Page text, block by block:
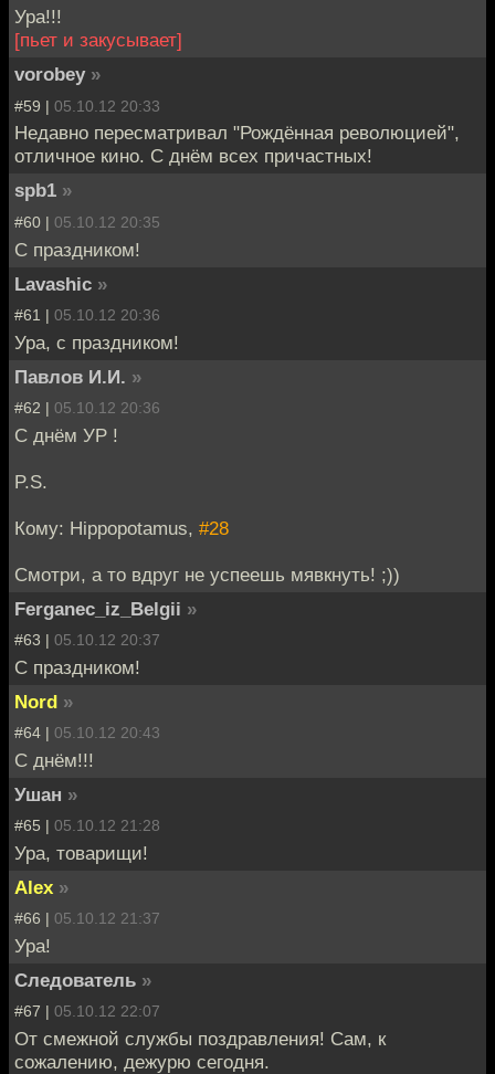
Ура!!!
[пьет и закусывает]
vorobey »
#59 | 05.10.12 20:33
Недавно пересматривал "Рождённая революцией",
отличное кино. С днём всех причастных!
spb1 »
#60 | 05.10.12 20:35
C праздником!
Lavashic »
#61 | 05.10.12 20:36
Ура, с праздником!
Павлов И.И. »
#62 | 05.10.12 20:36
С днём УР !
P.S.
Кому: Hippopotamus, #28
Смотри, а то вдруг не успеешь мявкнуть! ;))
Ferganec_iz_Belgii »
#63 | 05.10.12 20:37
С праздником!
Nord »
#64 | 05.10.12 20:43
С днём!!!
Ушан »
#65 | 05.10.12 21:28
Ура, товарищи!
Alex »
#66 | 05.10.12 21:37
Ура!
Следователь »
#67 | 05.10.12 22:07
От смежной службы поздравления! Сам, к
сожалению, дежурю сегодня.